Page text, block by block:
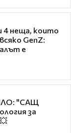
4 неща, които
GenZ:
е
"САЩ
за